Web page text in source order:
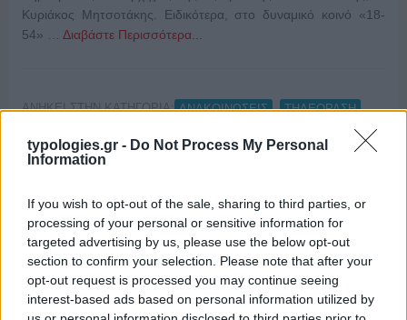
typologies.gr - Do Not Process My Personal
Information
If you wish to opt-out of the sale, sharing to third parties, or
processing of your personal or sensitive information for
targeted advertising by us, please use the below opt-out
section to confirm your selection. Please note that after your
opt-out request is processed you may continue seeing
interest-based ads based on personal information utilized by
Κυριάκος Μητσοτάκης. Ειδικότερα, στο δυναμικό κοινό «18-
54» … Διαβάστε Περισσότερα...
ΑΝΗΚΕΙ ΣΤΗΝ ΚΑΤΗΓΟΡΙΑ: ΑΝΑΚΟΙΝΩΣΕΙΣ , ΤΗΛΕΟΡΑΣΗ
ΕΠΙΣΗΜΑΣΜΕΝΟ ΜΕ: ANT1 , ΔΕΛΤΙΟ ΕΙΔΗΣΕΩΝ ΑΝΤ1
ΤΗΛΕΘΕΑΣΗ
Η χρυσή πενταετία του Alpha στις